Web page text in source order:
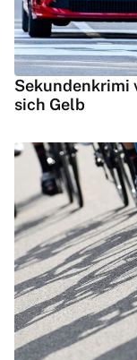
Sekundenkrimi
sich Gelb